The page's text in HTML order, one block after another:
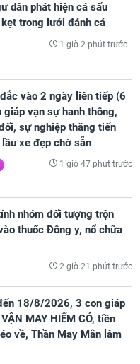
dân phát hiện cá sấu
trong lưới đánh cá
1 giờ 2 phút trước
vào 2 ngày liên tiếp (6
vạn sự hanh thông,
sự nghiệp thăng tiến
xe đẹp chờ sẵn
1 giờ 47 phút trước
nhóm đối tượng trộn
thuốc Đông y, nổ chữa
2 giờ 21 phút trước
18/8/2026, 3 con giáp
MAY HIẾM CÓ, tiền
về, Thần May Mắn lâm